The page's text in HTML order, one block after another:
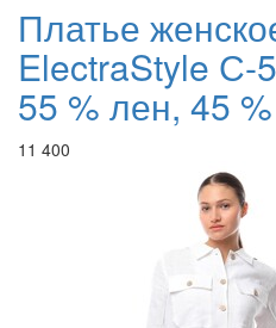
Платье
ElectraStyle С-
55 % лен, 45
11 400